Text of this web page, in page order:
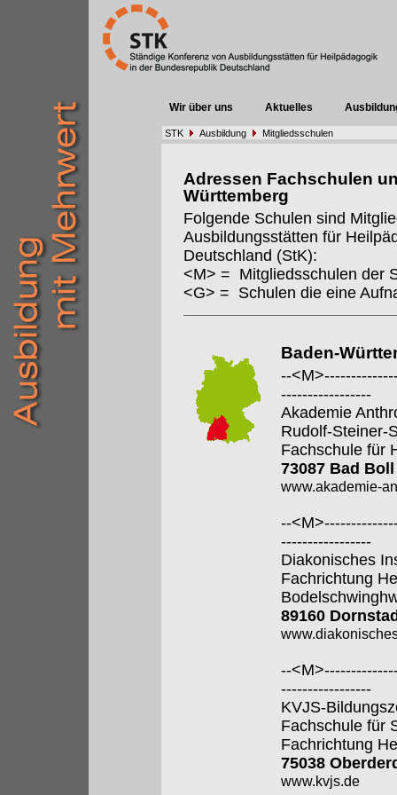
Wir über uns Aktuelles
STK Ausbildung Mitgliedsschulen
Adressen Fachschulen
Württemberg
Folgende Schulen sind
Ausbildungsstätten für
Deutschland (StK):
<M> = Mitgliedsschulen der
<G> = Schulen die eine
Baden-
--
-----------------
Akademie
Rudolf-Steiner-
Fachschule für
73087 Bad Boll
www.akademie-
--
-----------------
Diakonisches
Fachrichtung
89160
--
-----------------
KVJS-
Fachschule für
Fachrichtung
75038
www.kvjs.de